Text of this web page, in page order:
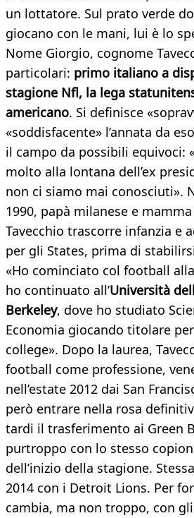
un lottatore. Sul prato verde
giocano con le mani, lui è lo
Nome Giorgio, cognome
particolari: primo italiano a
stagione Nfl, la lega
americano. Si definisce
«soddisfacente» l’annata da
il campo da possibili equivoci:
molto alla lontana dell’ex
non ci siamo mai conosciuti».
1990, papà milanese e
Tavecchio trascorre infanzia e
per gli States, prima di
«Ho cominciato col football
ho continuato all’Università
Berkeley, dove ho studiato
Economia giocando titolare
college». Dopo la laurea,
football come professione,
nell’estate 2012 dai San
però entrare nella rosa
tardi il trasferimento ai Green
purtroppo con lo stesso
dell’inizio della stagione.
2014 con i Detroit Lions. Per
cambia, ma non troppo, con gli